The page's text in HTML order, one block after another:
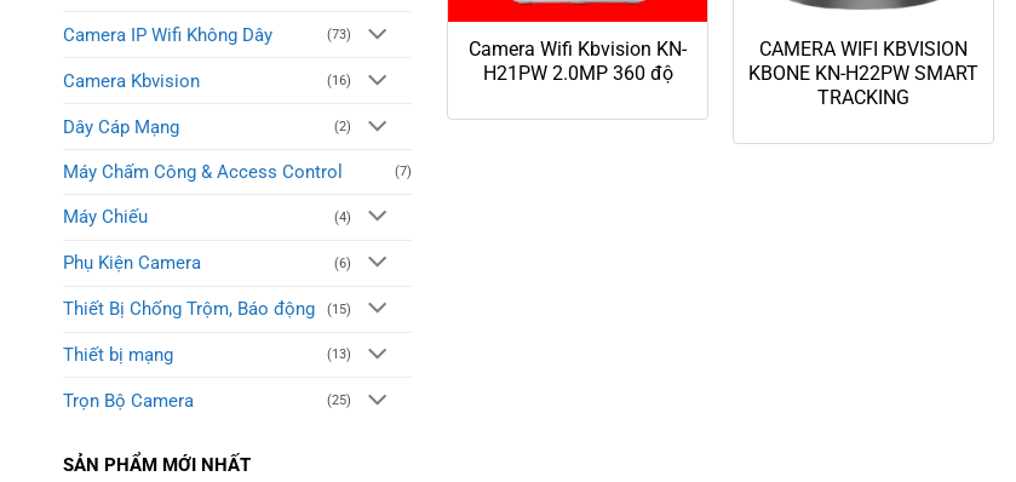
Camera IP Wifi Không Dây (73)
Camera Kbvision (16)
Dây Cáp Mạng (2)
Máy Chấm Công & Access Control (7)
Máy Chiếu (4)
Phụ Kiện Camera (6)
Thiết Bị Chống Trộm, Báo động (15)
Thiết bị mạng (13)
Trọn Bộ Camera (25)
SẢN PHẨM MỚI NHẤT
Camera Wifi Kbvision KN-
H21PW 2.0MP 360 độ
CAMERA WIFI KBVISION
KBONE KN-H22PW SMART
TRACKING